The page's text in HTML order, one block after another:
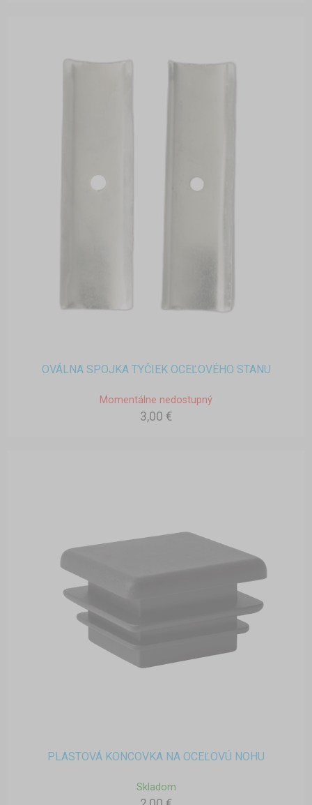
OVÁLNA SPOJKA TYČIEK OCEĽOVÉHO STANU
Momentálne nedostupný
3,00 €
PLASTOVÁ KONCOVKA NA OCEĽOVÚ NOHU
Skladom